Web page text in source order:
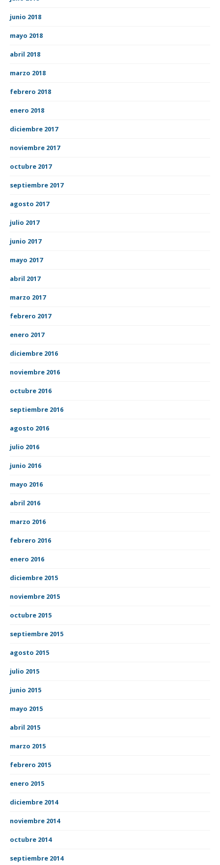
junio 2018
mayo 2018
abril 2018
marzo 2018
febrero 2018
enero 2018
diciembre 2017
noviembre 2017
octubre 2017
septiembre 2017
agosto 2017
julio 2017
junio 2017
mayo 2017
abril 2017
marzo 2017
febrero 2017
enero 2017
diciembre 2016
noviembre 2016
octubre 2016
septiembre 2016
agosto 2016
julio 2016
junio 2016
mayo 2016
abril 2016
marzo 2016
febrero 2016
enero 2016
diciembre 2015
noviembre 2015
octubre 2015
septiembre 2015
agosto 2015
julio 2015
junio 2015
mayo 2015
abril 2015
marzo 2015
febrero 2015
enero 2015
diciembre 2014
noviembre 2014
octubre 2014
septiembre 2014